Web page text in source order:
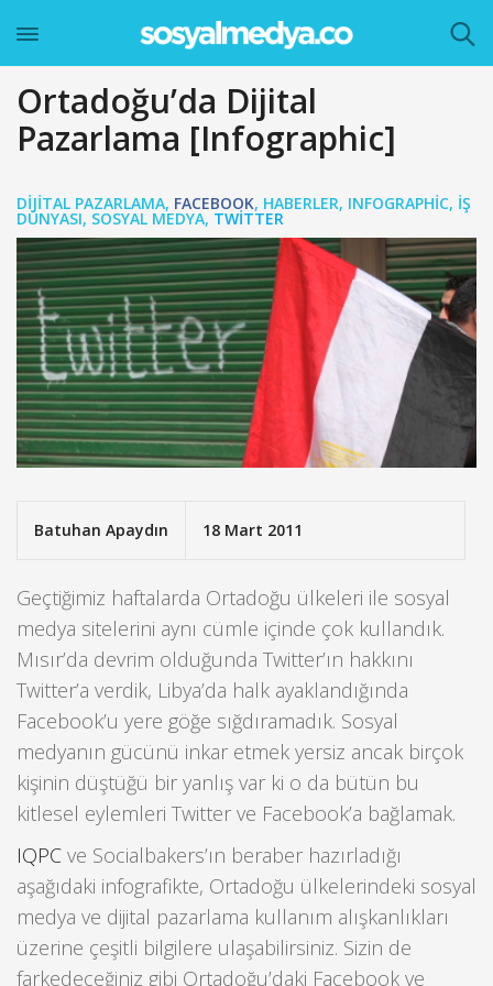
Ortadoğu’da Dijital
Pazarlama [Infographic]
DIJITAL PAZARLAMA, FACEBOOK, HABERLER, INFOGRAPHIC, İŞ
DÜNYASI, SOSYAL MEDYA, TWITTER
Batuhan Apaydın 18 Mart 2011
Geçtiğimiz haftalarda Ortadoğu ülkeleri ile sosyal
medya sitelerini aynı cümle içinde çok kullandık.
Mısır’da devrim olduğunda Twitter’ın hakkını
Twitter’a verdik, Libya’da halk ayaklandığında
Facebook’u yere göğe sığdıramadık. Sosyal
medyanın gücünü inkar etmek yersiz ancak birçok
kişinin düştüğü bir yanlış var ki o da bütün bu
kitlesel eylemleri Twitter ve Facebook’a bağlamak.
IQPC ve Socialbakers’ın beraber hazırladığı
aşağıdaki infografikte, Ortadoğu ülkelerindeki sosyal
medya ve dijital pazarlama kullanım alışkanlıkları
üzerine çeşitli bilgilere ulaşabilirsiniz. Sizin de
farkedeceğiniz gibi Ortadoğu’daki Facebook ve